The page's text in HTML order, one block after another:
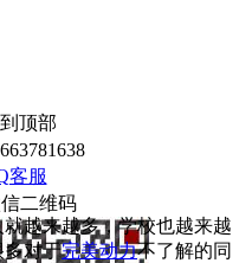
顶部
客服
二维码
越来越多，学校也越来越
多对于完美动力不了解的同